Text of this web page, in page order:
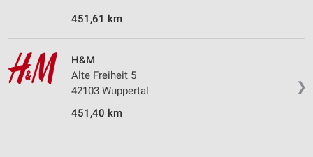
451,61 km
❯
H&M
Alte Freiheit 5
42103 Wuppertal
451,40 km